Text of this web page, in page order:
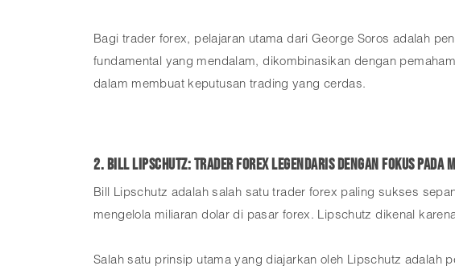
Bagi trader forex, pelajaran utama dari George Soros adalah
fundamental yang mendalam, dikombinasikan dengan
dalam membuat keputusan trading yang cerdas.
2. Bill Lipschutz: Trader Forex Legendaris dengan Fokus pada
Bill Lipschutz adalah salah satu trader forex paling sukses
mengelola miliaran dolar di pasar forex. Lipschutz dikenal
Salah satu prinsip utama yang diajarkan oleh Lipschutz adalah